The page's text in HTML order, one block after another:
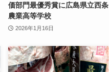
価部門最優秀賞に広島県立西条
農業高等学校
2026年1月16日